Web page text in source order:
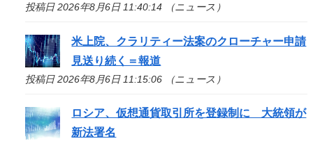
投稿日 2026年8月6日 11:40:14 （ニュース）
米上院、クラリティー法案のクローチャー申請
見送り続く＝報道
投稿日 2026年8月6日 11:15:06 （ニュース）
ロシア、仮想通貨取引所を登録制に 大統領が
新法署名